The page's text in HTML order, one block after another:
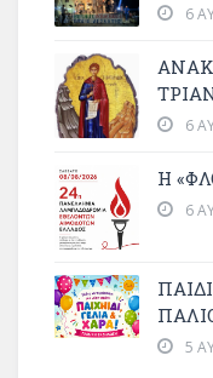
6
6
Η
6
5